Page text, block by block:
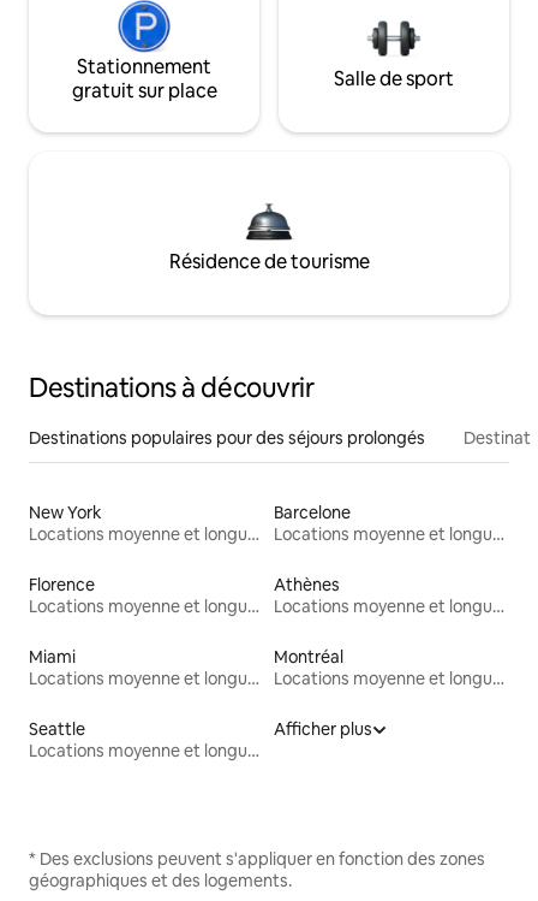
Stationnement
gratuit sur place
Salle de sport
Résidence de tourisme
Destinations à découvrir
Destinations populaires pour des séjours prolongés
New York
Locations moyenne et longue durée
Barcelone
Locations moyenne et longue durée
Florence
Locations moyenne et longue durée
Athènes
Locations moyenne et longue durée
Miami
Locations moyenne et longue durée
Montréal
Locations moyenne et longue durée
Seattle
Locations moyenne et longue durée
Afficher plus
* Des exclusions peuvent s'appliquer en fonction des zones
géographiques et des logements.